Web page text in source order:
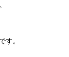
す。